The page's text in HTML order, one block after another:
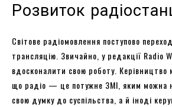
Розвиток
Світове радіомовлення поступово
трансляцію. Звичайно, у редакції Radio
вдосконалити свою роботу. Керівництво
що радіо — це потужне ЗМІ, яким можна
свою думку до суспільства, а й іноді